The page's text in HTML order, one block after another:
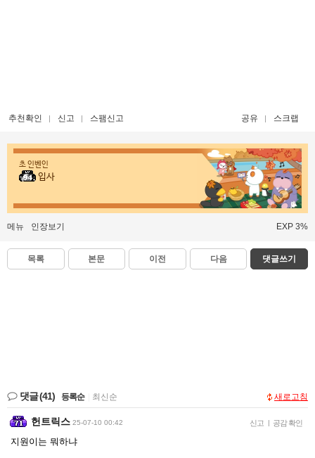
추천확인 신고 스팸신고 공유 스크랩
초 인벤인
입사
메뉴 인장보기 EXP 3%
목록 본문 이전 다음 댓글쓰기
댓글(41) 등록순 최신순 새로고침
헌트릭스 25-07-10 00:42 신고 | 공감 확인
지원이는 뭐하냐